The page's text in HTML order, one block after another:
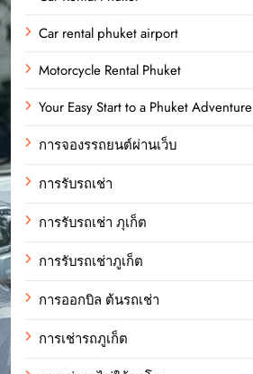
Car rental phuket airport
Motorcycle Rental Phuket
Your Easy Start to a Phuket Adventure
การจองรรถยนต์ผ่านเว็บ
การรับรถเช่า
การรับรถเช่า ภุเก็ต
การรับรถเช่าภูเก็ต
การออกบิล ต้นรถเช่า
การเช่ารถภูเก็ต